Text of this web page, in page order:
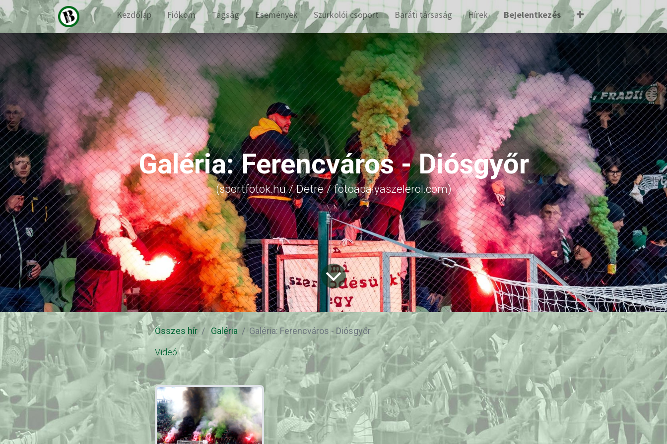
Kezdőlap Fiókom Tagság Események Szurkolói csoport Baráti társaság Hírek Bejelentkezés
Galéria: Ferencváros - Diósgyőr
(sportfotok.hu / Detre / fotoapalyaszelerol.com)
Összes hír Galéria Galéria: Ferencváros - Diósgyőr
Videó